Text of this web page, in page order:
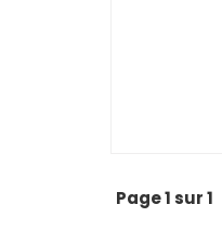
Page 1 sur 1